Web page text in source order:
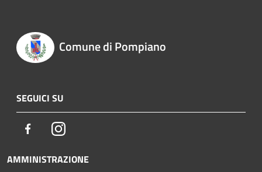
Comune di Pompiano
SEGUICI SU
FacebookInstagram
AMMINISTRAZIONE